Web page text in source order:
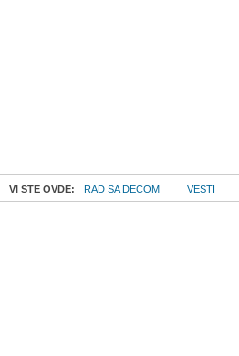
VI STE OVDE: RAD SA DECOM VESTI